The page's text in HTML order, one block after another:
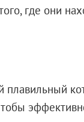
где они
плавильный